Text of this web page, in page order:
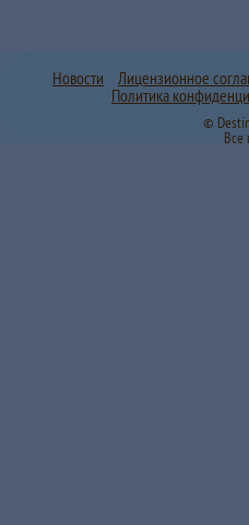
Новости
Лицензионное
Политика
©
Все